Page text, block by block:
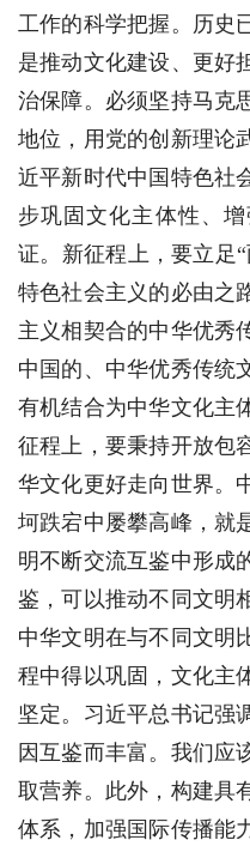
工作的科学把握。历史
是推动文化建设、更好
治保障。必须坚持马克
地位，用党的创新理论
近平新时代中国特色社
步巩固文化主体性、
证。新征程上，要立足
特色社会主义的必由之
主义相契合的中华优秀
中国的、中华优秀传统
有机结合为中华文化主
征程上，要秉持开放包
华文化更好走向世界。
坷跌宕中屡攀高峰，就
明不断交流互鉴中形成
鉴，可以推动不同文明
中华文明在与不同文明
程中得以巩固，文化主
坚定。习近平总书记强
因互鉴而丰富。我们应
取营养。此外，构建具
体系，加强国际传播能